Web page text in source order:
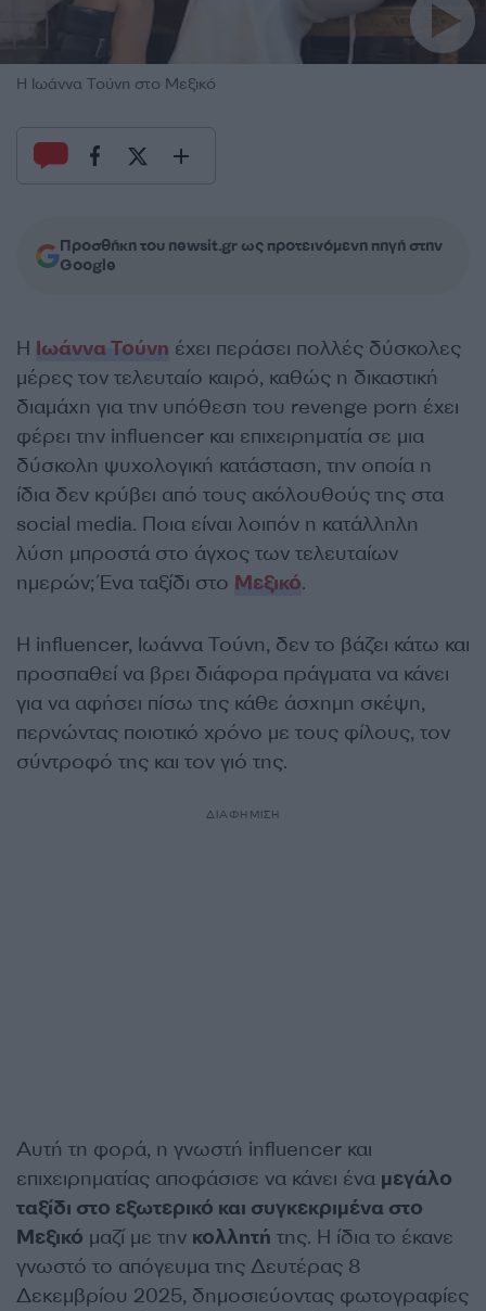
Η Ιωάννα Τούνη στο Μεξικό
Προσθήκη του newsit.gr ως προτεινόμενη πηγή στην
Google
Η Ιωάννα Τούνη έχει περάσει πολλές δύσκολες
μέρες τον τελευταίο καιρό, καθώς η δικαστική
διαμάχη για την υπόθεση του revenge porn έχει
φέρει την influencer και επιχειρηματία σε μια
δύσκολη ψυχολογική κατάσταση, την οποία η
ίδια δεν κρύβει από τους ακόλουθούς της στα
social media. Ποια είναι λοιπόν η κατάλληλη
λύση μπροστά στο άγχος των τελευταίων
ημερών; Ένα ταξίδι στο Μεξικό.
Η influencer, Ιωάννα Τούνη, δεν το βάζει κάτω και
προσπαθεί να βρει διάφορα πράγματα να κάνει
για να αφήσει πίσω της κάθε άσχημη σκέψη,
περνώντας ποιοτικό χρόνο με τους φίλους, τον
σύντροφό της και τον γιό της.
ΔΙΑΦΗΜΙΣΗ
Αυτή τη φορά, η γνωστή influencer και
επιχειρηματίας αποφάσισε να κάνει ένα μεγάλο
ταξίδι στο εξωτερικό και συγκεκριμένα στο
Μεξικό μαζί με την κολλητή της. Η ίδια το έκανε
γνωστό το απόγευμα της Δευτέρας 8
Δεκεμβρίου 2025, δημοσιεύοντας φωτογραφίες